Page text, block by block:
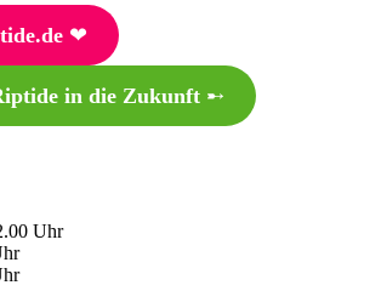
❤︎
in die Zukunft➸
Uhr